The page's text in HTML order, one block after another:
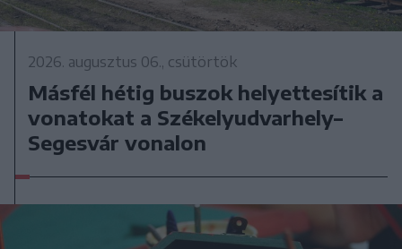
2026. augusztus 06., csütörtök
Másfél hétig buszok helyettesítik a
vonatokat a Székelyudvarhely–
Segesvár vonalon